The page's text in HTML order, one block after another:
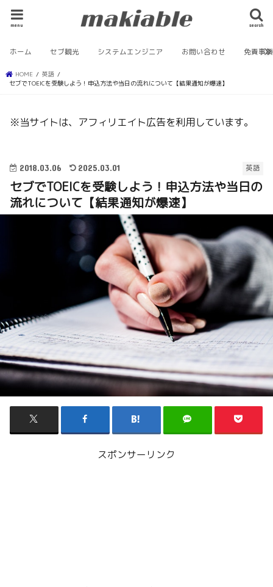
search
menu
ホーム セブ観光 システムエンジニア お問い合わせ 免責事項
HOME
英語
セブでTOEICを受験しよう！申込方法や当日の流れについて【結果通知が爆速】
※当サイトは、アフィリエイト広告を利用しています。
英語
2018.03.06 2025.03.01
セブでTOEICを受験しよう！申込方法や当日の
流れについて【結果通知が爆速】
スポンサーリンク